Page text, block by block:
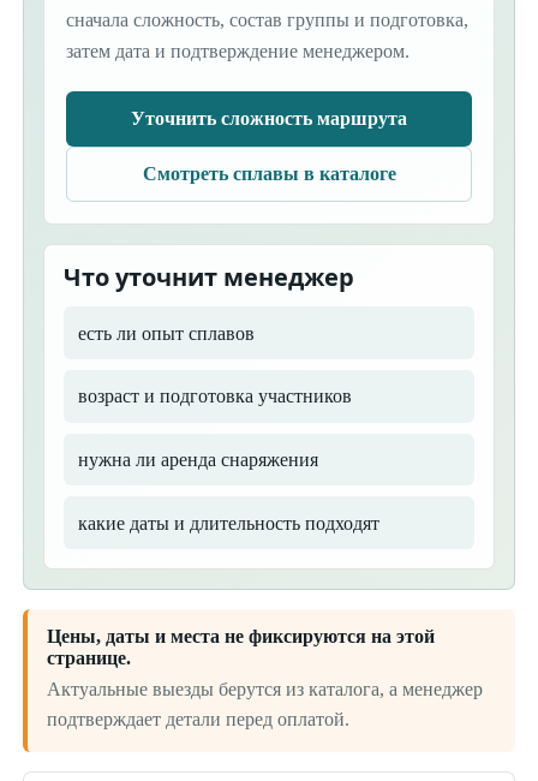
сначала сложность, состав группы и подготовка,
затем дата и подтверждение менеджером.
Уточнить сложность маршрута
Смотреть сплавы в каталоге
Что уточнит менеджер
есть ли опыт сплавов
возраст и подготовка участников
нужна ли аренда снаряжения
какие даты и длительность подходят
Цены, даты и места не фиксируются на этой
странице.
Актуальные выезды берутся из каталога, а менеджер
подтверждает детали перед оплатой.